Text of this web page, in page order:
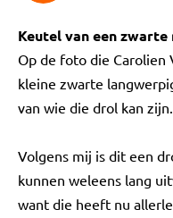
Keutel van een
Op de foto die Carolien
kleine zwarte
van wie die drol kan zijn.
Volgens mij is dit een
kunnen weleens lang
want die heeft nu